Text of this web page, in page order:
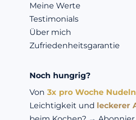
Meine Werte
Testimonials
Über mich
Zufriedenheitsgarantie
Noch hungrig?
Von 3x pro Woche Nudeln
Leichtigkeit und